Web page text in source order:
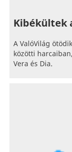
Kibékültek
A ValóVilág
közötti
Vera és Dia.